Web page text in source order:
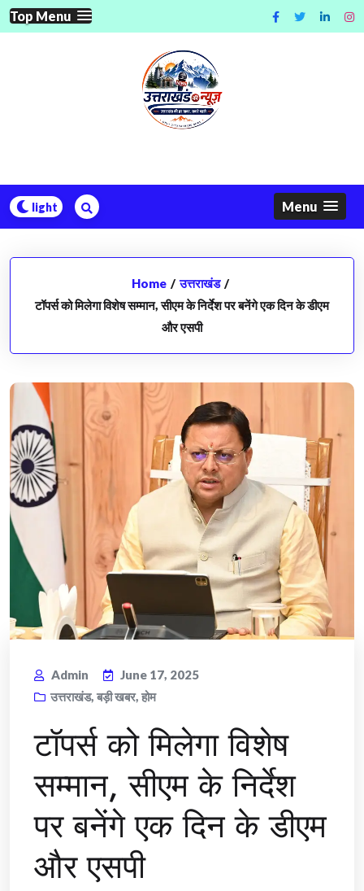
Skip
to
Top Menu
Menu
Home / उत्तराखंड /
टॉपर्स को मिलेगा विशेष सम्मान, सीएम के निर्देश पर बनेंगे एक दिन के डीएम
और एसपी
Admin
June 17, 2025
उत्तराखंड, बड़ी खबर, होम
टॉपर्स को मिलेगा विशेष
सम्मान, सीएम के निर्देश
पर बनेंगे एक दिन के डीएम
और एसपी